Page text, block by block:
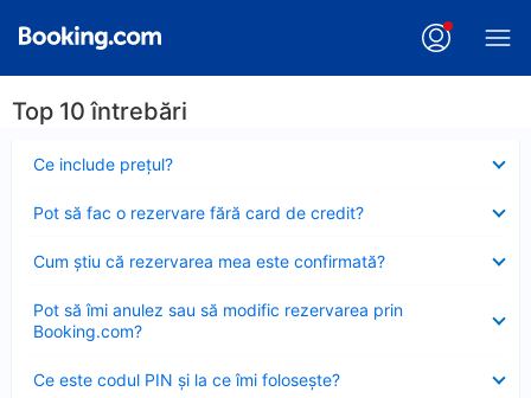
Top 10 întrebări
Ce include preţul?
închis
Pot să fac o rezervare fără card de credit?
închis
Cum ştiu că rezervarea mea este confirmată?
închis
Pot să îmi anulez sau să modific rezervarea prin
Booking.com?
închis
Ce este codul PIN şi la ce îmi foloseşte?
închis